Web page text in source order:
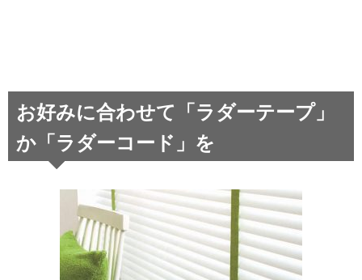
お好みに合わせて「ラダーテープ」
か「ラダーコード」を